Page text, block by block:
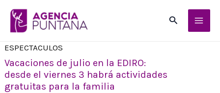
Buscar
ESPECTACULOS
Vacaciones de julio en la EDIRO:
desde el viernes 3 habrá actividades
gratuitas para la familia